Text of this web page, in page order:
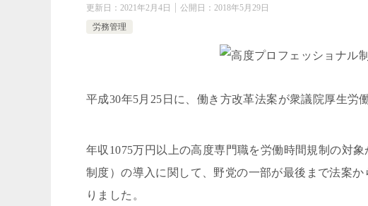
更新日： 2021年2月4日 公開日： 2018年5月29日
労務管理
平成30年5月25日に、働き方改革法案が衆議院厚生労
年収1075万円以上の高度専門職を労働時間規制の対
制度）の導入に関して、野党の一部が最後まで法案
りました。